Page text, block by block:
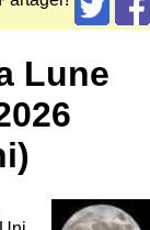
Lune